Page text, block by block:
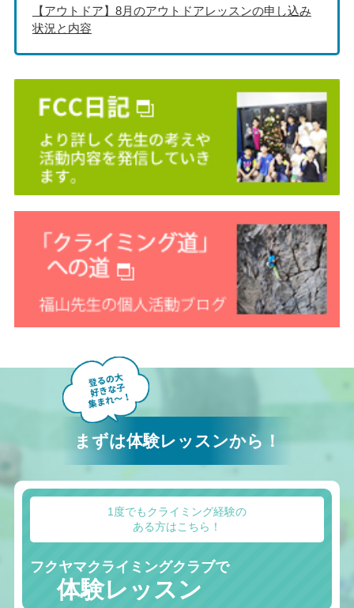
【アウトドア】8月のアウトドアレッスンの申し込み
状況と内容
まずは体験レッスンから！
1度でもクライミング経験の
ある方はこちら！
フクヤマクライミングクラブで
体験レッスン